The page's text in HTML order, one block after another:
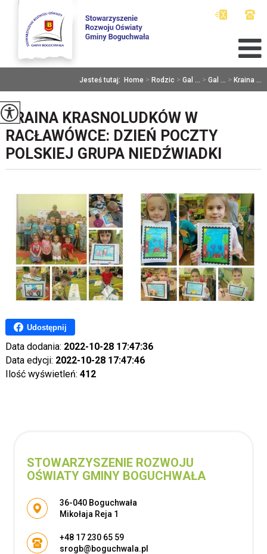
Jesteś tutaj: Home > Rodzic > Gal ... > Gal ... > Kraina ...
KRAINA KRASNOLUDKÓW W
RACŁAWÓWCE: DZIEŃ POCZTY
POLSKIEJ GRUPA NIEDŹWIADKI
Udostępnij
Data dodania: 2022-10-28 17:47:36
Data edycji: 2022-10-28 17:47:46
Ilość wyświetleń: 412
STOWARZYSZENIE ROZWOJU
OŚWIATY GMINY BOGUCHWAŁA
Adres pocztowy:
36-040 Boguchwała
Mikołaja Reja 1
+48 17 230 65 59
srogb@boguchwala.pl